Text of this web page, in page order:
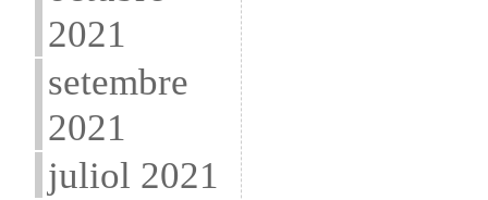
2021
setembre
2021
juliol 2021